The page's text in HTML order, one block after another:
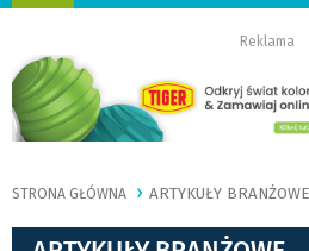
Reklama
STRONA GŁÓWNA ARTYKUŁY BRANŻOWE